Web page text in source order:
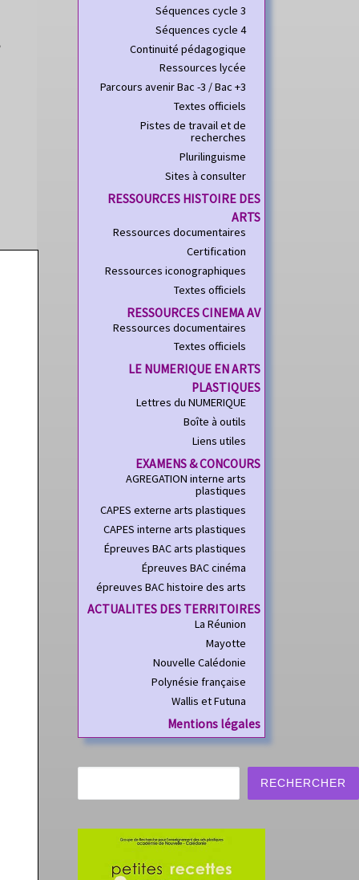
Séquences cycle 3
Séquences cycle 4
Continuité pédagogique
Ressources lycée
Parcours avenir Bac -3 / Bac +3
Textes officiels
Pistes de travail et de
recherches
Plurilinguisme
Sites à consulter
RESSOURCES HISTOIRE DES
ARTS
Ressources documentaires
Certification
Ressources iconographiques
Textes officiels
RESSOURCES CINEMA AV
Ressources documentaires
Textes officiels
LE NUMERIQUE EN ARTS
PLASTIQUES
Lettres du NUMERIQUE
Boîte à outils
Liens utiles
EXAMENS & CONCOURS
AGREGATION interne arts
plastiques
CAPES externe arts plastiques
CAPES interne arts plastiques
Épreuves BAC arts plastiques
Épreuves BAC cinéma
épreuves BAC histoire des arts
ACTUALITES DES TERRITOIRES
La Réunion
Mayotte
Nouvelle Calédonie
Polynésie française
Wallis et Futuna
Mentions légales
RECHERCHER